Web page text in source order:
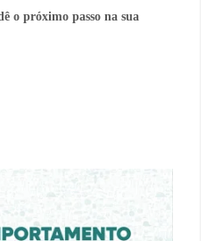
o próximo passo na sua